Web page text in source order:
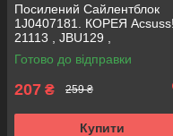
Посилений Сайлентблок
1J0407181. КОРЕЯ Acsuss!
21113 , JBU129 ,
VKDS331001
Готово до відправки
207 ₴ 259 ₴
Купити